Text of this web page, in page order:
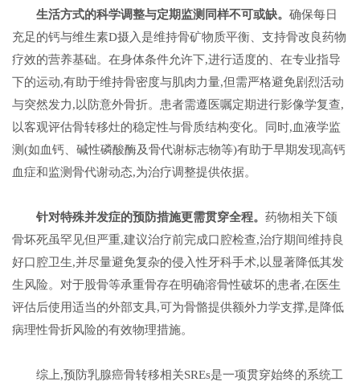
生活方式的科学调整与定期监测同样不可或缺。 确保每日
充足的钙与维生素D摄入是维持骨矿物质平衡、支持骨改良药物
疗效的营养基础。在身体条件允许下,进行适度的、在专业指导
下的运动,有助于维持骨密度与肌肉力量,但需严格避免剧烈活动
与突然发力,以防意外骨折。患者需遵医嘱定期进行影像学复查,
以客观评估骨转移灶的稳定性与骨质结构变化。同时,血液学监
测(如血钙、碱性磷酸酶及骨代谢标志物等)有助于早期发现高钙
血症和监测骨代谢动态,为治疗调整提供依据。
针对特殊并发症的预防措施更需贯穿全程。 药物相关下颌
骨坏死虽罕见但严重,建议治疗前完成口腔检查,治疗期间维持良
好口腔卫生,并尽量避免复杂的侵入性牙科手术,以显著降低其发
生风险。对于股骨等承重骨存在明确溶骨性破坏的患者,在医生
评估后使用适当的外部支具,可为骨骼提供额外力学支撑,是降低
病理性骨折风险的有效物理措施。
综上,预防乳腺癌骨转移相关SREs是一项贯穿始终的系统工